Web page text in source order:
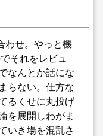
わせ。やっと機
それをレビュ
なんとか話にな
らない。仕方な
るくせに丸投げ
を展開しわがま
いき場を混乱さ